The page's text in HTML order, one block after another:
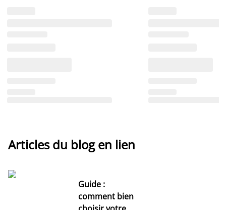
Articles du blog en lien
Guide :
comment bien